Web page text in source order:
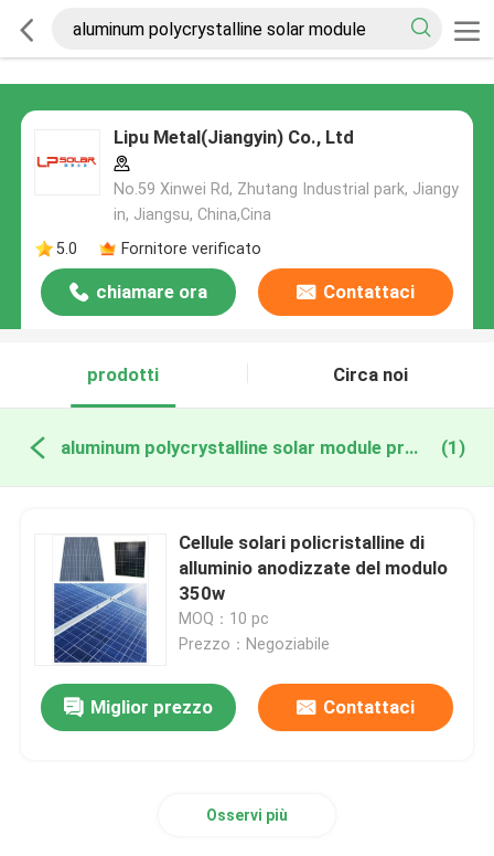
Lipu Metal(Jiangyin) Co., Ltd
No.59 Xinwei Rd, Zhutang Industrial park, Jiangy
in, Jiangsu, China,Cina
5.0
Fornitore verificato
chiamare ora Contattaci
prodotti Circa noi
aluminum polycrystalline solar module produzione online (1)
Cellule solari policristalline di
alluminio anodizzate del modulo
350w
MOQ：10 pc
Prezzo：Negoziabile
Miglior prezzo Contattaci
Osservi più